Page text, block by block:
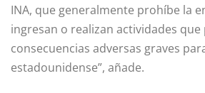
INA, que generalmente prohíbe la
ingresan o realizan actividades
consecuencias adversas graves
estadounidense”, añade.